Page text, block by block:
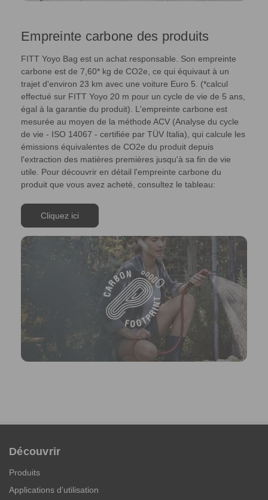
Empreinte carbone des produits
FITT Yoyo Bag est un achat responsable. Son empreinte
carbone est de 7,60* kg de CO2e, ce qui équivaut à un
trajet d'environ 23 km avec une voiture Euro 5. (*calcul
effectué sur FITT Yoyo 20 m pour un cycle de vie de 5 ans,
égal à la garantie du produit). L'empreinte carbone est
mesurée au moyen de la méthode ACV (Analyse du cycle
de vie - ISO 14067 - certifiée par TÜV Italia), qui calcule les
émissions équivalentes de CO2e du produit depuis
l'extraction des matières premières jusqu'à sa fin de vie
utile. Pour découvrir en détail l'empreinte carbone du
produit que vous avez acheté, consultez le tableau:
Cliquez ici
Découvrir
Produits
Applications d'utilisation